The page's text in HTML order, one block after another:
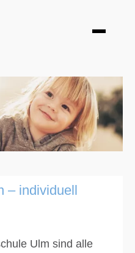
– individuell
Ulm sind alle